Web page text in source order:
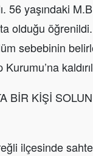
56 yaşındaki
olduğu öğrenildi.
sebebinin
BİR KİŞİ
ilçesinde